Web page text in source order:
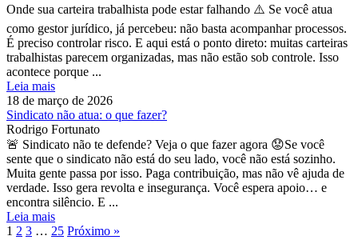
Onde sua carteira trabalhista pode estar falhando ⚠️ Se você atua
como gestor jurídico, já percebeu: não basta acompanhar processos.
É preciso controlar risco. E aqui está o ponto direto: muitas carteiras
trabalhistas parecem organizadas, mas não estão sob controle. Isso
acontece porque ...
Leia mais
18 de março de 2026
Sindicato não atua: o que fazer?
Rodrigo Fortunato
🚨 Sindicato não te defende? Veja o que fazer agora 😟Se você
sente que o sindicato não está do seu lado, você não está sozinho.
Muita gente passa por isso. Paga contribuição, mas não vê ajuda de
verdade. Isso gera revolta e insegurança. Você espera apoio… e
encontra silêncio. E ...
Leia mais
1 2 3 … 25 Próximo »